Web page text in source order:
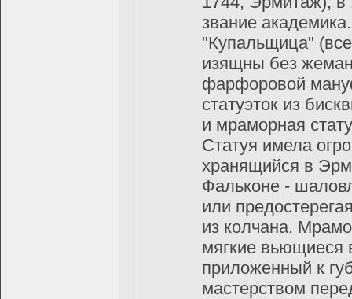
звание
"Купальщица"
изящны без
фарфоровой
статуэток из
и мраморная
Статуя имела
хранящийся в
Фальконе -
или
из колчана.
мягкие вьющиеся
приложенный к
мастерством